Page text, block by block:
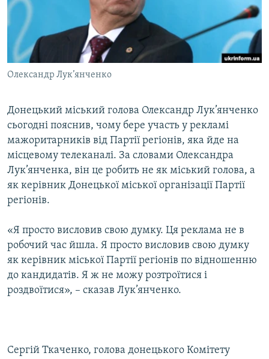
ФОТО
СПЕЦПРОЄКТИ
ПОДКАСТИ
РУС
УКР
КТАТ
ДОЛУЧАЙСЯ!
Усі сайти RFE/RL
Олександр Лук’янченко
Донецький міський голова Олександр Лук’янченко
сьогодні пояснив, чому бере участь у рекламі
мажоритарників від Партії регіонів, яка йде на
місцевому телеканалі. За словами Олександра
Лук’янченка, він це робить не як міський голова, а
як керівник Донецької міської організації Партії
регіонів.
«Я просто висловив свою думку. Ця реклама не в
робочий час йшла. Я просто висловив свою думку
як керівник міської Партії регіонів по відношенню
до кандидатів. Я ж не можу розтроїтися і
роздвоїтися», – сказав Лук’янченко.
Сергій Ткаченко, голова донецького Комітету